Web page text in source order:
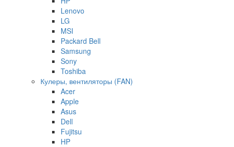
Lenovo
LG
MSI
Packard Bell
Samsung
Sony
Toshiba
Кулеры, вентиляторы (FAN)
Acer
Apple
Asus
Dell
Fujitsu
HP